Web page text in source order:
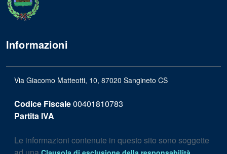
Informazioni
Via Giacomo Matteotti, 10, 87020 Sangineto CS
Codice Fiscale00401810783
Partita IVA
Le informazioni contenute in questo sito sono soggette